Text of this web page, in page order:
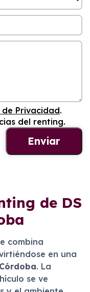
Privacidad.
del renting.
de DS
combina
en una
Córdoba. La
se ve